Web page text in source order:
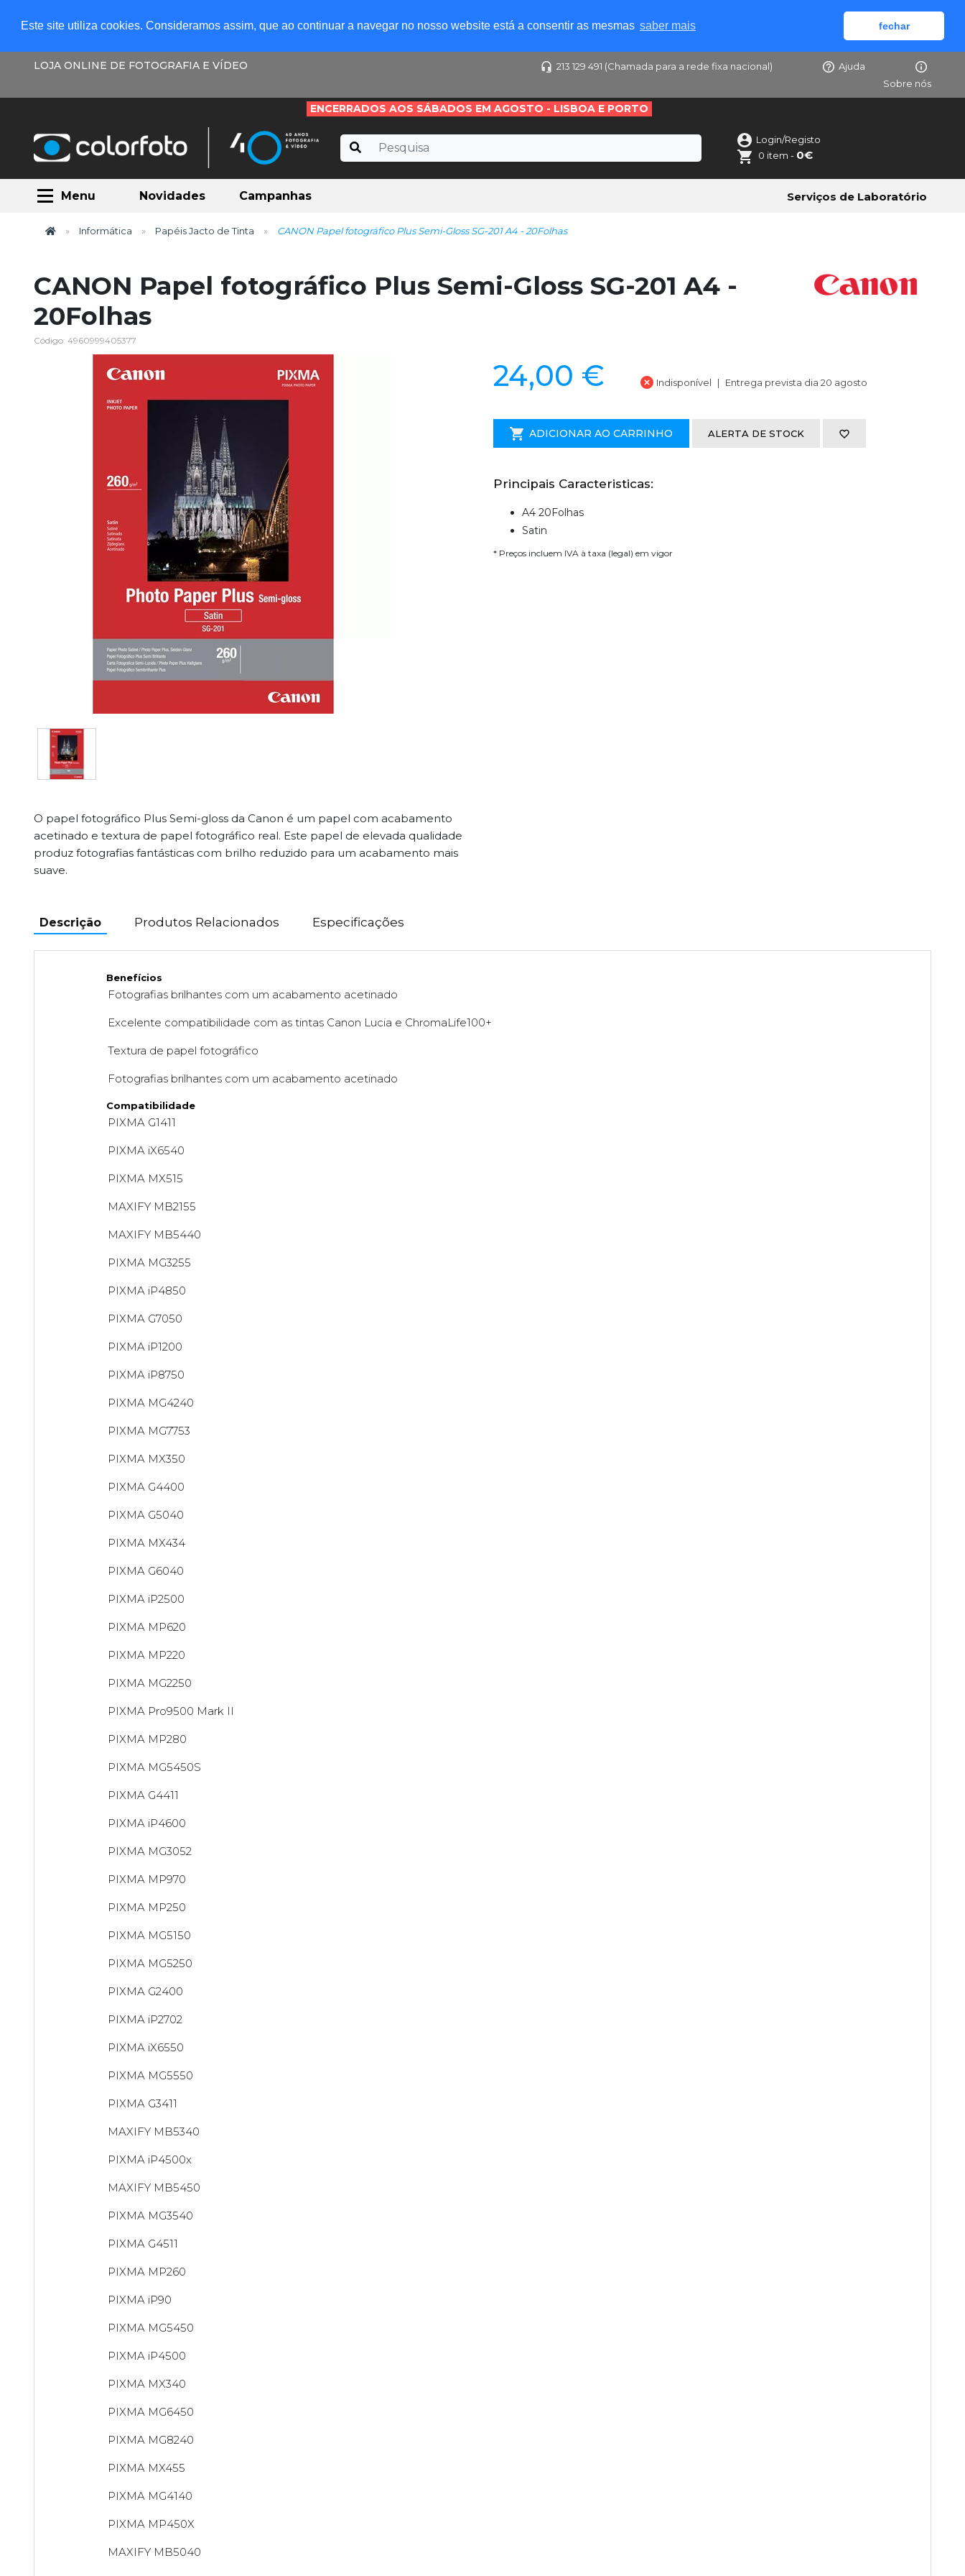
Este site utiliza cookies. Consideramos assim, que ao continuar a navegar no nosso website está a consentir as mesmas saber mais fechar
LOJA ONLINE DE FOTOGRAFIA E VÍDEO 213 129 491 (Chamada para a rede fixa nacional)
Ajuda
Sobre nós
ENCERRADOS AOS SÁBADOS EM AGOSTO - LISBOA E PORTO
Login/Registo
0 item - 0€
Menu Novidades Campanhas Serviços de Laboratório
Informática Papéis Jacto de Tinta CANON Papel fotográfico Plus Semi-Gloss SG-201 A4 - 20Folhas
CANON Papel fotográfico Plus Semi-Gloss SG-201 A4 -
20Folhas
Código: 4960999405377
O papel fotográfico Plus Semi-gloss da Canon é um papel com acabamento
acetinado e textura de papel fotográfico real. Este papel de elevada qualidade
produz fotografias fantásticas com brilho reduzido para um acabamento mais
suave.
24,00 € Indisponível Entrega prevista dia 20 agosto
ADICIONAR AO CARRINHO ALERTA DE STOCK
Principais Caracteristicas:
A4 20Folhas
Satin
* Preços incluem IVA à taxa (legal) em vigor
Descrição Produtos Relacionados Especificações
Benefícios
Fotografias brilhantes com um acabamento acetinado
Excelente compatibilidade com as tintas Canon Lucia e ChromaLife100+
Textura de papel fotográfico
Fotografias brilhantes com um acabamento acetinado
Compatibilidade
PIXMA G1411
PIXMA iX6540
PIXMA MX515
MAXIFY MB2155
MAXIFY MB5440
PIXMA MG3255
PIXMA iP4850
PIXMA G7050
PIXMA iP1200
PIXMA iP8750
PIXMA MG4240
PIXMA MG7753
PIXMA MX350
PIXMA G4400
PIXMA G5040
PIXMA MX434
PIXMA G6040
PIXMA iP2500
PIXMA MP620
PIXMA MP220
PIXMA MG2250
PIXMA Pro9500 Mark II
PIXMA MP280
PIXMA MG5450S
PIXMA G4411
PIXMA iP4600
PIXMA MG3052
PIXMA MP970
PIXMA MP250
PIXMA MG5150
PIXMA MG5250
PIXMA G2400
PIXMA iP2702
PIXMA iX6550
PIXMA MG5550
PIXMA G3411
MAXIFY MB5340
PIXMA iP4500x
MAXIFY MB5450
PIXMA MG3540
PIXMA G4511
PIXMA MP260
PIXMA iP90
PIXMA MG5450
PIXMA iP4500
PIXMA MX340
PIXMA MG6450
PIXMA MG8240
PIXMA MX455
PIXMA MG4140
PIXMA MP450X
MAXIFY MB5040